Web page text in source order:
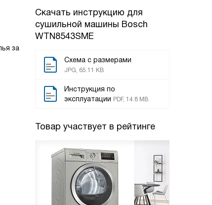
Скачать инструкцию для
сушильной машины Bosch
WTN8543SME
Схема с размерами
JPG, 65.11 KB
Инструкция по
эксплуатации PDF, 14.8 MB
Товар участвует в рейтинге
за